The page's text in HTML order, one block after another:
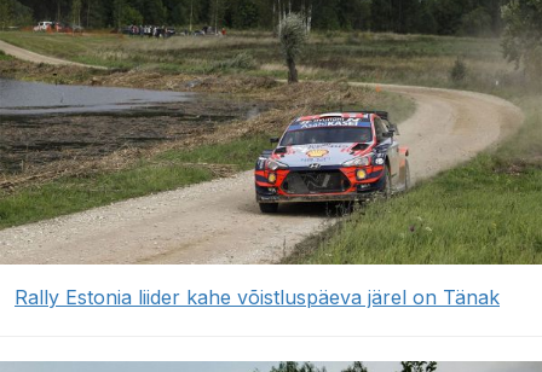
Rally Estonia liider kahe võistluspäeva järel on Tänak